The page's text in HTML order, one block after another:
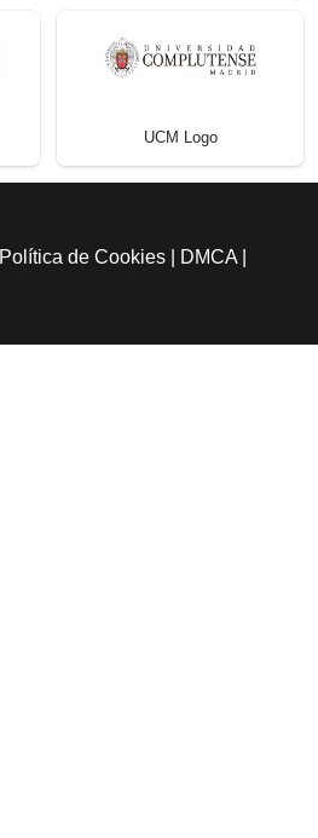
UCM Logo
Política de Cookies DMCA